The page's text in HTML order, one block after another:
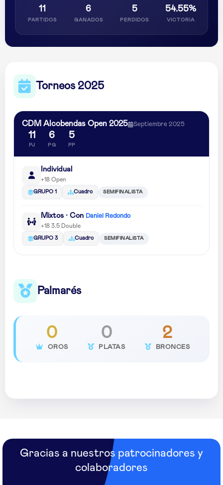
11
PARTIDOS
6
GANADOS
5
PERDIDOS
54.55%
VICTORIA
Torneos 2025
CDM Alcobendas Open 2025 Septiembre 2025
11
PJ
6
PG
5
PP
Individual
+18 Open
GRUPO 1 Cuadro SEMIFINALISTA
Mixtos · Con Daniel Redondo
+18 3.5 Double
GRUPO 3 Cuadro SEMIFINALISTA
Palmarés
0
OROS
0
PLATAS
2
BRONCES
Gracias a nuestros patrocinadores y
colaboradores